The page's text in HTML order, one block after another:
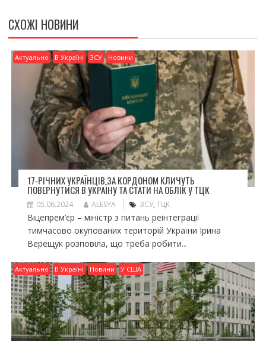
СХОЖІ НОВИНИ
Актуально В Україні ЗСУ Новини
17-РІЧНИХ УКРАЇНЦІВ ЗА КОРДОНОМ КЛИЧУТЬ
ПОВЕРНУТИСЯ В УКРАЇНУ ТА СТАТИ НА ОБЛІК У ТЦК
05.06.2024 ALESYA ЗСУ, ТЦК
Віцепрем’єр – міністр з питань реінтеграції
тимчасово окупованих територій України Ірина
Верещук розповіла, що треба робити...
Актуально В Україні Новини У США